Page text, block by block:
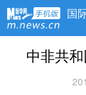
国
中非共